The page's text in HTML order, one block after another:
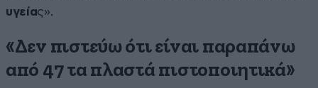
υγείας».
«Δεν πιστεύω ότι είναι παραπάνω
από 47 τα πλαστά πιστοποιητικά»